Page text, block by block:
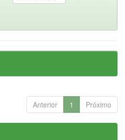
Anterior 1 Próximo